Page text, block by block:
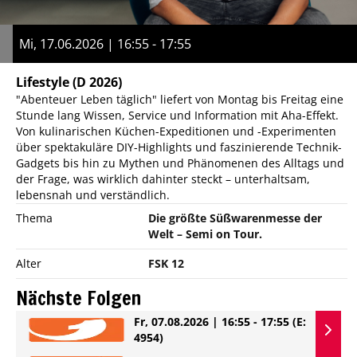
Mi, 17.06.2026 | 16:55 - 17:55
Lifestyle(D 2026)
"Abenteuer Leben täglich" liefert von Montag bis Freitag eine
Stunde lang Wissen, Service und Information mit Aha-Effekt.
Von kulinarischen Küchen-Expeditionen und -Experimenten
über spektakuläre DIY-Highlights und faszinierende Technik-
Gadgets bis hin zu Mythen und Phänomenen des Alltags und
der Frage, was wirklich dahinter steckt – unterhaltsam,
lebensnah und verständlich.
Thema
Die größte Süßwarenmesse der
Welt – Semi on Tour.
Alter
FSK 12
Nächste Folgen
Fr, 07.08.2026 | 16:55 - 17:55 (E:
4954)